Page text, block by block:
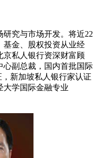
究与市场开发。将近22
基金、股权投资从业经
京私人银行资深财富顾
心副总裁，国内首批国际
新加坡私人银行家认证
大学国际金融专业